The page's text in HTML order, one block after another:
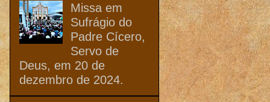
Missa em
Sufrágio do
Padre Cícero,
Servo de
Deus, em 20 de
dezembro de 2024.